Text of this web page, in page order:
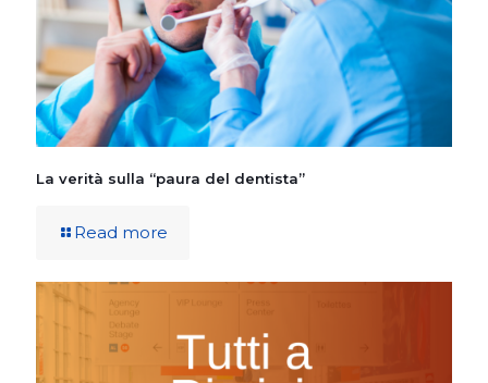
La verità sulla “paura del dentista”
Read more